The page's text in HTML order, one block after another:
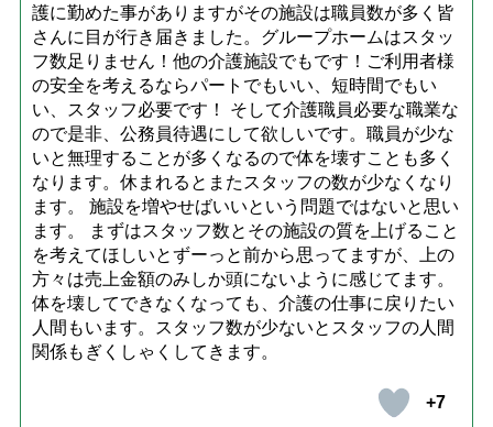
護に勤めた事がありますがその施設は職員数が多く皆
さんに目が行き届きました。グループホームはスタッ
フ数足りません！他の介護施設でもです！ご利用者様
の安全を考えるならパートでもいい、短時間でもい
い、スタッフ必要です！ そして介護職員必要な職業な
ので是非、公務員待遇にして欲しいです。職員が少な
いと無理することが多くなるので体を壊すことも多く
なります。休まれるとまたスタッフの数が少なくなり
ます。 施設を増やせばいいという問題ではないと思い
ます。 まずはスタッフ数とその施設の質を上げること
を考えてほしいとずーっと前から思ってますが、上の
方々は売上金額のみしか頭にないように感じてます。
体を壊してできなくなっても、介護の仕事に戻りたい
人間もいます。スタッフ数が少ないとスタッフの人間
関係もぎくしゃくしてきます。
+7